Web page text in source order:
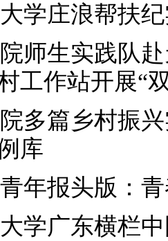
学庄浪帮扶
师生实践队
工作站开展“
多篇乡村振
库
年报头版：
学广东横栏